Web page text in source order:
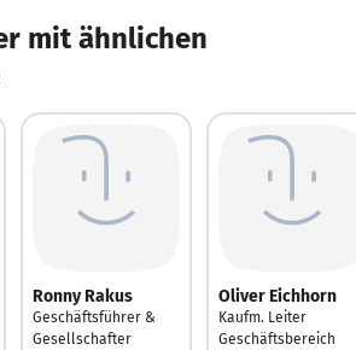
mit ähnlichen
Ronny Rakus
Geschäftsführer &
Gesellschafter
Oliver Eichhorn
Kaufm. Leiter
Geschäftsbereich